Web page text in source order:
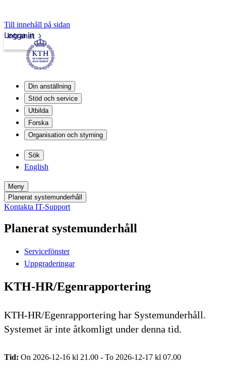
Till innehåll på sidan
Intranät
Logga in
Din anställning
Stöd och service
Utbilda
Forska
Organisation och styrning
Sök
English
Meny
Planerat systemunderhåll
Kontakta IT-Support
Planerat systemunderhåll
Servicefönster
Uppgraderingar
KTH-HR/Egenrapportering
KTH-HR/Egenrapportering har Systemunderhåll.
Systemet är inte åtkomligt under denna tid.
Tid: On 2026-12-16 kl 21.00 - To 2026-12-17 kl 07.00